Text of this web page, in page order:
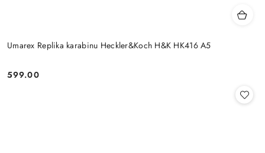
Umarex Replika karabinu Heckler&Koch H&K HK416 A5
Cena:
599.00